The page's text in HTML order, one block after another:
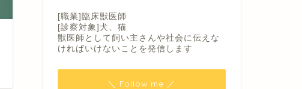
[職業]臨床獣医師
[診察対象]犬、猫
獣医師として飼い主さんや社会に伝えな
ければいけないことを発信します
＼ Follow me ／